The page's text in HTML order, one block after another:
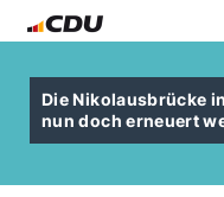
Die Nikolausbrücke
nun doch erneuert